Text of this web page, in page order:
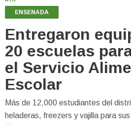
ENSENADA
Entregaron
20 escuelas
el Servicio
Escolar
Más de 12,000 estudiantes del
heladeras, freezers y vajilla para